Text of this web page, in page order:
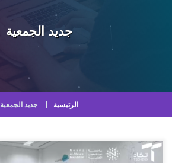
جديد الجمعية
الرئيسية جديد الجمعية